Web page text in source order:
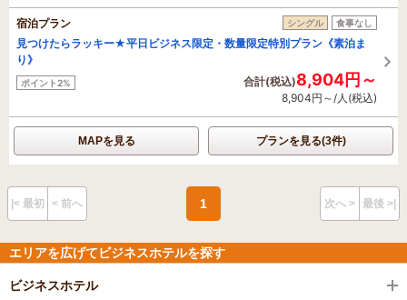
宿泊プラン シングル 食事なし
見つけたらラッキー★平日ビジネス限定・数量限定特別プラン《素泊ま
り》
ポイント2% 合計(税込)8,904円～
8,904円～/人(税込)
MAPを見る プランを見る(3件)
|< 最初 < 前へ 1 次へ > 最後 >|
エリアを広げてビジネスホテルを探す
ビジネスホテル